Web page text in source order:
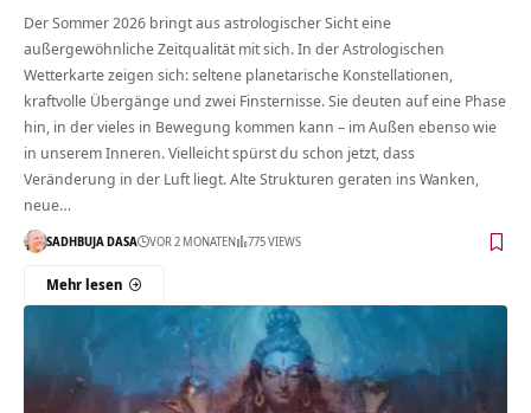
Der Sommer 2026 bringt aus astrologischer Sicht eine
außergewöhnliche Zeitqualität mit sich. In der Astrologischen
Wetterkarte zeigen sich: seltene planetarische Konstellationen,
kraftvolle Übergänge und zwei Finsternisse. Sie deuten auf eine Phase
hin, in der vieles in Bewegung kommen kann – im Außen ebenso wie
in unserem Inneren. Vielleicht spürst du schon jetzt, dass
Veränderung in der Luft liegt. Alte Strukturen geraten ins Wanken,
neue…
SADHBUJA DASA VOR 2 MONATEN 775 VIEWS
Mehr lesen